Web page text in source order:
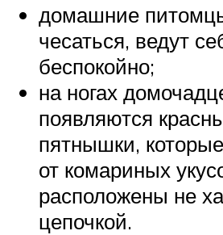
домашние
чесаться, ведут
беспокойно;
на ногах
появляются
пятнышки,
от комариных
расположены не
цепочкой.